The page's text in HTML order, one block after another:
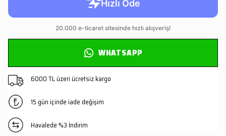
WHATSAPP
6000 TL üzeri ücretsiz kargo
15 gün içinde iade değişim
Havalede %3 İndirim